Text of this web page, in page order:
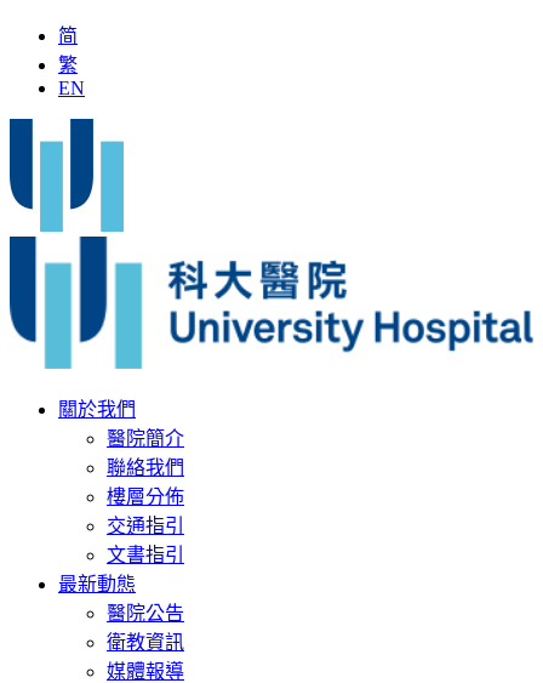
简
繁
EN
關於我們
醫院簡介
聯絡我們
樓層分佈
交通指引
文書指引
最新動態
醫院公告
衛教資訊
媒體報導